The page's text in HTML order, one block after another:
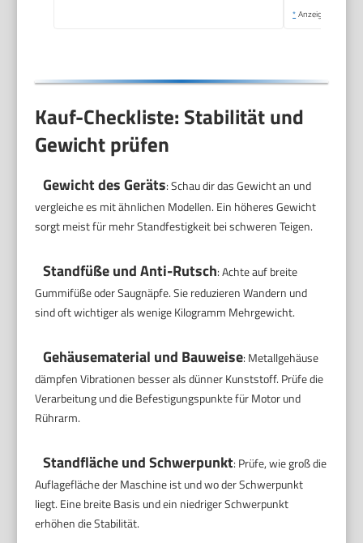
* Anzeige
Kauf-Checkliste: Stabilität und
Gewicht prüfen
Gewicht des Geräts: Schau dir das Gewicht an und
vergleiche es mit ähnlichen Modellen. Ein höheres Gewicht
sorgt meist für mehr Standfestigkeit bei schweren Teigen.
Standfüße und Anti-Rutsch: Achte auf breite
Gummifüße oder Saugnäpfe. Sie reduzieren Wandern und
sind oft wichtiger als wenige Kilogramm Mehrgewicht.
Gehäusematerial und Bauweise: Metallgehäuse
dämpfen Vibrationen besser als dünner Kunststoff. Prüfe die
Verarbeitung und die Befestigungspunkte für Motor und
Rührarm.
Standfläche und Schwerpunkt: Prüfe, wie groß die
Auflagefläche der Maschine ist und wo der Schwerpunkt
liegt. Eine breite Basis und ein niedriger Schwerpunkt
erhöhen die Stabilität.